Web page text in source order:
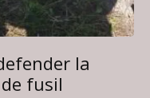
la
fusil